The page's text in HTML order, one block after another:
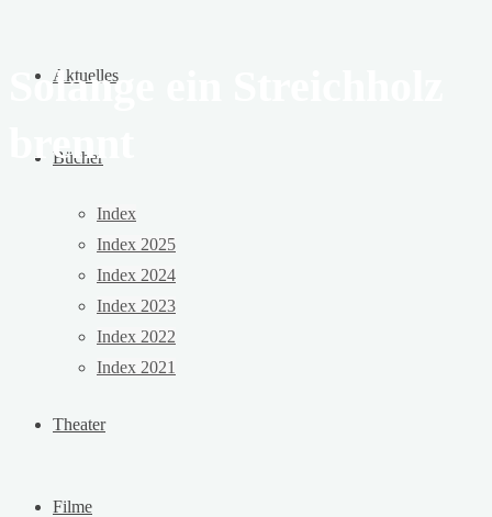
Aktuelles
Bücher
Index
Index 2025
Index 2024
Index 2023
Index 2022
Index 2021
Theater
Filme
Solange ein Streichholz
brennt